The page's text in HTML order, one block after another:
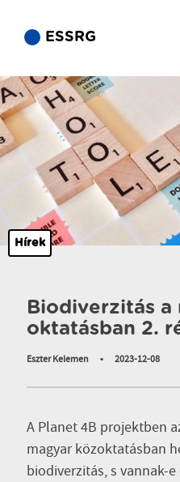
ESSRG
Hírek
Biodiverzitás a
oktatásban 2.
Eszter Kelemen • 2023-12-08
A Planet 4B projektben
magyar közoktatásban
biodiverzitás, s vannak-